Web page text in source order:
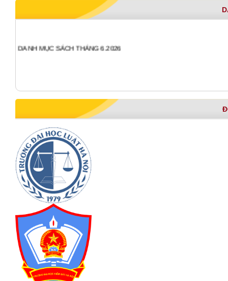
DANH MỤC SÁCH THÁNG 6.2026